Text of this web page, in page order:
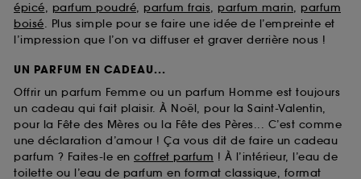
épicé, parfum poudré, parfum frais, parfum marin, parfum
boisé. Plus simple pour se faire une idée de l’empreinte et
l’impression que l’on va diffuser et graver derrière nous !
UN PARFUM EN CADEAU...
Offrir un parfum Femme ou un parfum Homme est toujours
un cadeau qui fait plaisir. À Noël, pour la Saint-Valentin,
pour la Fête des Mères ou la Fête des Pères... C’est comme
une déclaration d’amour ! Ça vous dit de faire un cadeau
parfum ? Faites-le en coffret parfum ! À l’intérieur, l’eau de
toilette ou l’eau de parfum en format classique, format